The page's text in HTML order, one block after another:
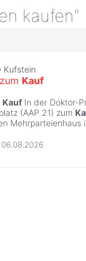
kaufen"
Kufstein
Kauf
Kauf In der Doktor-
(AAP 21) zum
Mehrparteienhaus
06.08.2026